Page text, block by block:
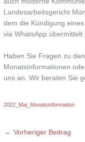
Landesarbeitsgericht
dem die Kündigung
via WhatsApp übermittelt
Haben Sie Fragen zu
Monatsinformationen
uns an. Wir beraten Sie
2022_Mai_Monatsinformation
← Vorheriger Beitrag